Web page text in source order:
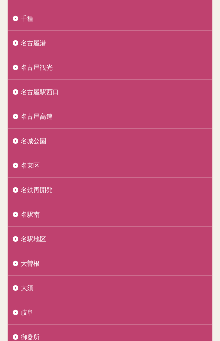
千種
名古屋港
名古屋観光
名古屋駅西口
名古屋高速
名城公園
名東区
名鉄再開発
名駅南
名駅地区
大曽根
大須
岐阜
御器所